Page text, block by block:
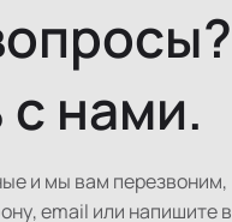
нами.
и мы вам перезвоним,
email или напишите в